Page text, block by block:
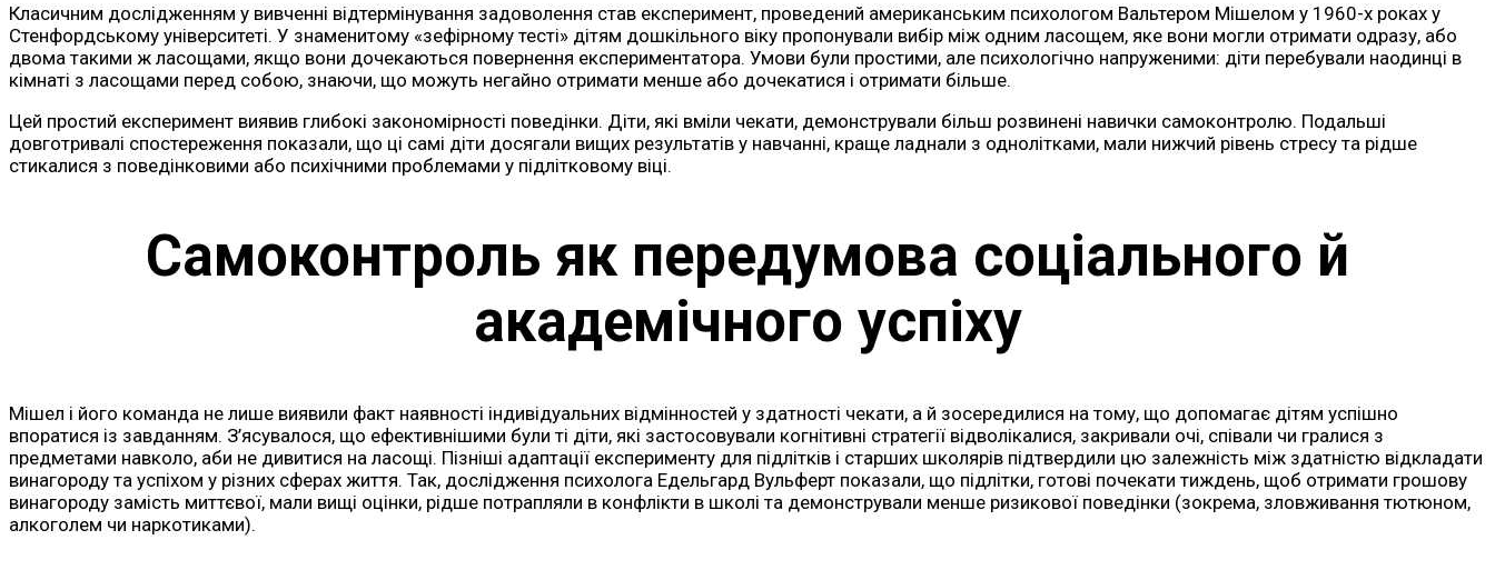
Класичним дослідженням у вивченні відтермінування задоволення став експеримент, проведений американським психологом Вальтером Мішелом у 1960-х роках у
Стенфордському університеті. У знаменитому «зефірному тесті» дітям дошкільного віку пропонували вибір між одним ласощем, яке вони могли отримати одразу, або
двома такими ж ласощами, якщо вони дочекаються повернення експериментатора. Умови були простими, але психологічно напруженими: діти перебували наодинці в
кімнаті з ласощами перед собою, знаючи, що можуть негайно отримати менше або дочекатися і отримати більше.
Цей простий експеримент виявив глибокі закономірності поведінки. Діти, які вміли чекати, демонстрували більш розвинені навички самоконтролю. Подальші
довготривалі спостереження показали, що ці самі діти досягали вищих результатів у навчанні, краще ладнали з однолітками, мали нижчий рівень стресу та рідше
стикалися з поведінковими або психічними проблемами у підлітковому віці.
Самоконтроль як передумова соціального й
академічного успіху
Мішел і його команда не лише виявили факт наявності індивідуальних відмінностей у здатності чекати, а й зосередилися на тому, що допомагає дітям успішно
впоратися із завданням. З’ясувалося, що ефективнішими були ті діти, які застосовували когнітивні стратегії відволікалися, закривали очі, співали чи гралися з
предметами навколо, аби не дивитися на ласощі. Пізніші адаптації експерименту для підлітків і старших школярів підтвердили цю залежність між здатністю відкладати
винагороду та успіхом у різних сферах життя. Так, дослідження психолога Едельгард Вульферт показали, що підлітки, готові почекати тиждень, щоб отримати грошову
винагороду замість миттєвої, мали вищі оцінки, рідше потрапляли в конфлікти в школі та демонстрували менше ризикової поведінки (зокрема, зловживання тютюном,
алкоголем чи наркотиками).